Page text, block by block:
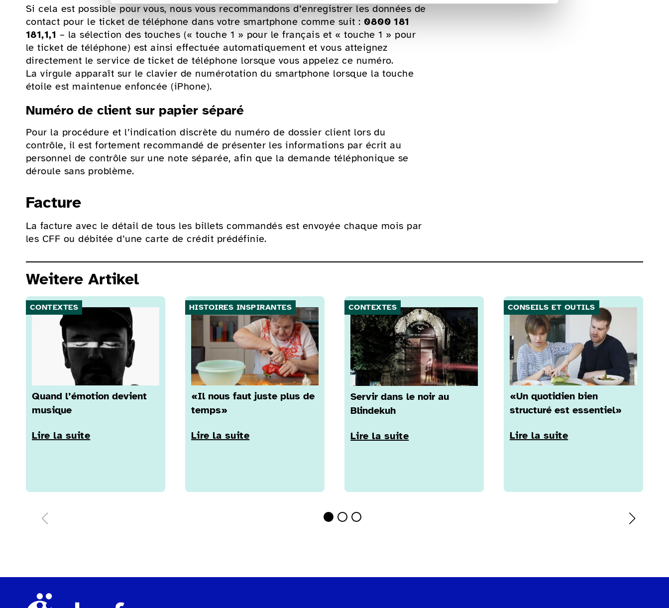
Si cela est possible pour vous, nous vous recommandons d’enregistrer les données de
contact pour le ticket de téléphone dans votre smartphone comme suit : 0800 181
181,1,1 – la sélection des touches (« touche 1 » pour le français et « touche 1 » pour
le ticket de téléphone) est ainsi effectuée automatiquement et vous atteignez
directement le service de ticket de téléphone lorsque vous appelez ce numéro.
La virgule apparaît sur le clavier de numérotation du smartphone lorsque la touche
étoile est maintenue enfoncée (iPhone).
Numéro de client sur papier séparé
Pour la procédure et l’indication discrète du numéro de dossier client lors du
contrôle, il est fortement recommandé de présenter les informations par écrit au
personnel de contrôle sur une note séparée, afin que la demande téléphonique se
déroule sans problème.
Facture
La facture avec le détail de tous les billets commandés est envoyée chaque mois par
les CFF ou débitée d’une carte de crédit prédéfinie.
Weitere Artikel
CONTEXTES
Quand l’émotion devient
musique
Lire la suite
HISTOIRES INSPIRANTES
«Il nous faut juste plus de
temps»
Lire la suite
CONTEXTES
Servir dans le noir au
Blindekuh
Lire la suite
CONSEILS ET OUTILS
«Un quotidien bien
structuré est essentiel»
Lire la suite